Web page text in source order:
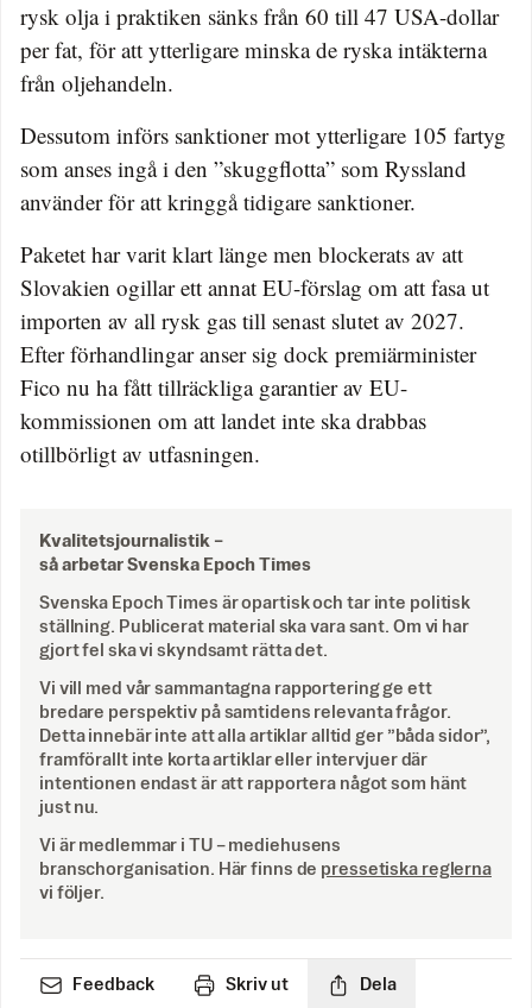
rysk olja i praktiken sänks från 60 till 47 USA-dollar
per fat, för att ytterligare minska de ryska intäkterna
från oljehandeln.
Dessutom införs sanktioner mot ytterligare 105 fartyg
som anses ingå i den ”skuggflotta” som Ryssland
använder för att kringgå tidigare sanktioner.
Paketet har varit klart länge men blockerats av att
Slovakien ogillar ett annat EU-förslag om att fasa ut
importen av all rysk gas till senast slutet av 2027.
Efter förhandlingar anser sig dock premiärminister
Fico nu ha fått tillräckliga garantier av EU-
kommissionen om att landet inte ska drabbas
otillbörligt av utfasningen.
Kvalitetsjournalistik –
så arbetar Svenska Epoch Times
Svenska Epoch Times är opartisk och tar inte politisk
ställning. Publicerat material ska vara sant. Om vi har
gjort fel ska vi skyndsamt rätta det.
Vi vill med vår sammantagna rapportering ge ett
bredare perspektiv på samtidens relevanta frågor.
Detta innebär inte att alla artiklar alltid ger ”båda sidor”,
framförallt inte korta artiklar eller intervjuer där
intentionen endast är att rapportera något som hänt
just nu.
Vi är medlemmar i TU – mediehusens
branschorganisation. Här finns de pressetiska reglerna
vi följer.
Feedback Skriv ut Dela